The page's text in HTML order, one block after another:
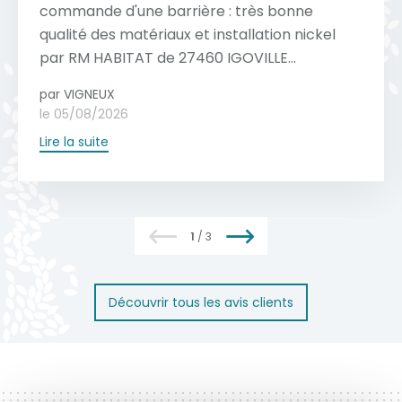
Voir toutes les couleurs
Devis gratuit
s’inspire du style intemporel des portails,
des valeurs sur lesquelles on peut compter
sans hésitation.
Voir toute la collection
matériau est naturellement résistant à la
rouille et aux intempéries. Un nettoyage
régulier à l'eau savonneuse (PH neutre)
aspect, tandis qu'une inspection annuelle
des mécanismes et des fixations garantit
une longévité optimale.
Voir toutes nos réalisations
commande d'une barrière : très bonne
qualité des matériaux et installation nickel
par RM HABITAT de 27460 IGOVILLE...
par VIGNEUX
le 05/08/2026
Lire la suite
1 / 3
Découvrir tous les avis clients